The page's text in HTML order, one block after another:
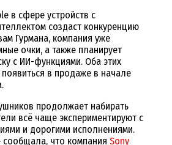
в сфере устройств с
создаст конкуренцию
Гурмана, компания уже
очки, а также планирует
с ИИ-функциями. Оба этих
появиться в продаже в начале
продолжает набирать
всё чаще экспериментируют с
и дорогими исполнениями.
сообщала, что компания Sony